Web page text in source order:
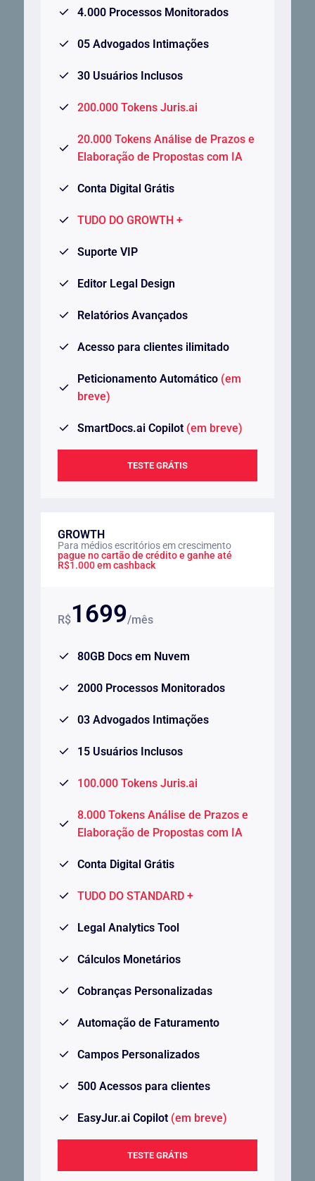
4.000 Processos Monitorados
05 Advogados Intimações
30 Usuários Inclusos
200.000 Tokens Juris.ai
20.000 Tokens Análise de Prazos e
Elaboração de Propostas com IA
Conta Digital Grátis
TUDO DO GROWTH +
Suporte VIP
Editor Legal Design
Relatórios Avançados
Acesso para clientes ilimitado
Peticionamento Automático (em
breve)
SmartDocs.ai Copilot (em breve)
TESTE GRÁTIS
GROWTH
Para médios escritórios em crescimento
pague no cartão de crédito e ganhe até
R$1.000 em cashback
R$1699/mês
80GB Docs em Nuvem
2000 Processos Monitorados
03 Advogados Intimações
15 Usuários Inclusos
100.000 Tokens Juris.ai
8.000 Tokens Análise de Prazos e
Elaboração de Propostas com IA
Conta Digital Grátis
TUDO DO STANDARD +
Legal Analytics Tool
Cálculos Monetários
Cobranças Personalizadas
Automação de Faturamento
Campos Personalizados
500 Acessos para clientes
EasyJur.ai Copilot (em breve)
TESTE GRÁTIS